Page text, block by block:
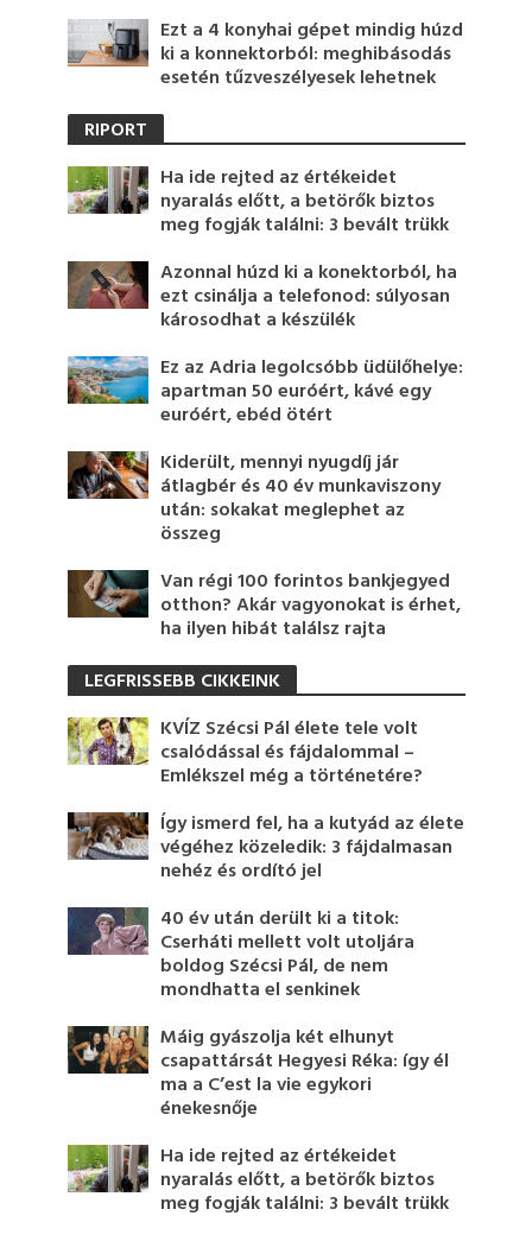
Ezt a 4 konyhai gépet mindig húzd
ki a konnektorból: meghibásodás
esetén tűzveszélyesek lehetnek
RIPORT
Ha ide rejted az értékeidet
nyaralás előtt, a betörők biztos
meg fogják találni: 3 bevált trükk
Azonnal húzd ki a konektorból, ha
ezt csinálja a telefonod: súlyosan
károsodhat a készülék
Ez az Adria legolcsóbb üdülőhelye:
apartman 50 euróért, kávé egy
euróért, ebéd ötért
Kiderült, mennyi nyugdíj jár
átlagbér és 40 év munkaviszony
után: sokakat meglephet az
összeg
Van régi 100 forintos bankjegyed
otthon? Akár vagyonokat is érhet,
ha ilyen hibát találsz rajta
LEGFRISSEBB CIKKEINK
KVÍZ Szécsi Pál élete tele volt
csalódással és fájdalommal –
Emlékszel még a történetére?
Így ismerd fel, ha a kutyád az élete
végéhez közeledik: 3 fájdalmasan
nehéz és ordító jel
40 év után derült ki a titok:
Cserháti mellett volt utoljára
boldog Szécsi Pál, de nem
mondhatta el senkinek
Máig gyászolja két elhunyt
csapattársát Hegyesi Réka: így él
ma a C’est la vie egykori
énekesnője
Ha ide rejted az értékeidet
nyaralás előtt, a betörők biztos
meg fogják találni: 3 bevált trükk